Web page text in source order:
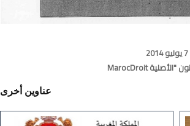
عناوين أخرى